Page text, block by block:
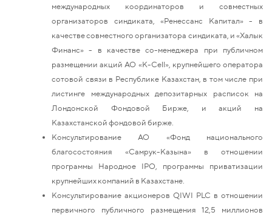
международных координаторов и совместных
организаторов синдиката, «Ренессанс Капитал» - в
качестве совместного организатора синдиката, и «Халык
Финанс» - в качестве со-менеджера при публичном
размещении акций АО «К-Сеll», крупнейшего оператора
сотовой связи в Республике Казахстан, в том числе при
листинге международных депозитарных расписок на
Лондонской Фондовой Бирже, и акций на
Казахстанской фондовой бирже.
Консультирование АО «Фонд национального
благосостояния «Самрук-Казына» в отношении
программы Народное IPO, программы приватизации
крупнейших компаний в Казахстане.
Консультирование акционеров QIWI PLC в отношении
первичного публичного размещения 12,5 миллионов